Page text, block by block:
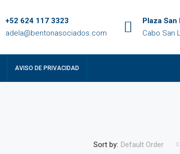
+52 624 117 3323
adela@bentonasociados.com
Plaza
Cabo San
AVISO DE PRIVACIDAD
Sort by: Default Order